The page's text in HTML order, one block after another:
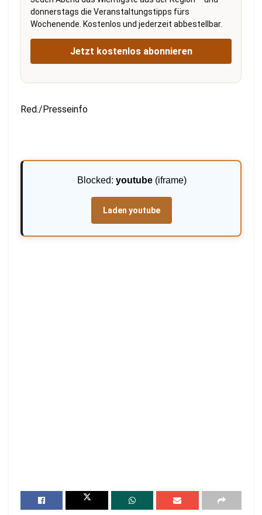
donnerstags die Veranstaltungstipps fürs
Wochenende. Kostenlos und jederzeit abbestellbar.
Jetzt kostenlos abonnieren
Red./Presseinfo
Blocked: youtube(iframe)
Laden youtube